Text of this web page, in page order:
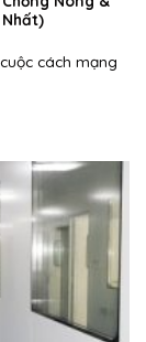
Nhất)
cách mạng